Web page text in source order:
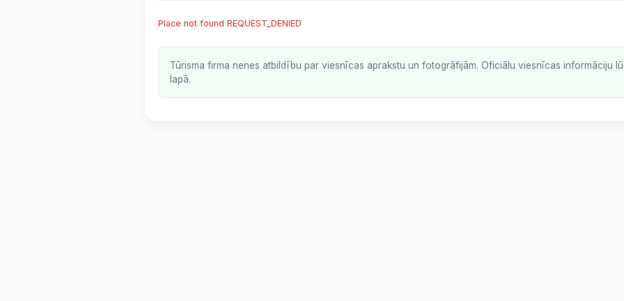
Place not found REQUEST_DENIED
Tūrisma firma nenes atbildību par viesnīcas aprakstu un fotogrāfijām. Oficiālu viesnīcas informāciju
lapā.